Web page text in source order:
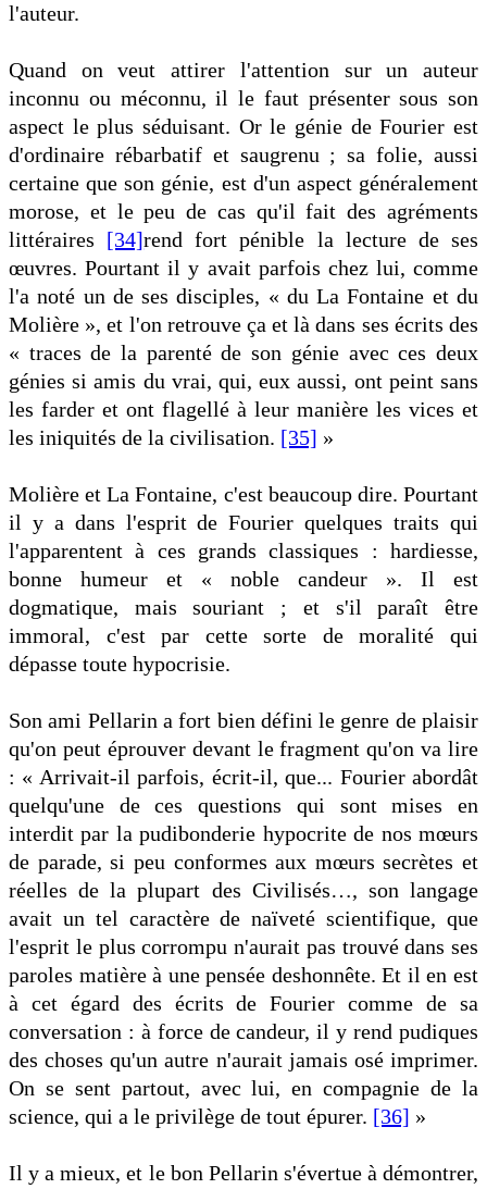
l'auteur.
Quand on veut attirer l'attention sur un auteur
inconnu ou méconnu, il le faut présenter sous son
aspect le plus séduisant. Or le génie de Fourier est
d'ordinaire rébarbatif et saugrenu ; sa folie, aussi
certaine que son génie, est d'un aspect généralement
morose, et le peu de cas qu'il fait des agréments
littéraires [34]rend fort pénible la lecture de ses
œuvres. Pourtant il y avait parfois chez lui, comme
l'a noté un de ses disciples, « du La Fontaine et du
Molière », et l'on retrouve ça et là dans ses écrits des
« traces de la parenté de son génie avec ces deux
génies si amis du vrai, qui, eux aussi, ont peint sans
les farder et ont flagellé à leur manière les vices et
les iniquités de la civilisation. [35] »
Molière et La Fontaine, c'est beaucoup dire. Pourtant
il y a dans l'esprit de Fourier quelques traits qui
l'apparentent à ces grands classiques : hardiesse,
bonne humeur et « noble candeur ». Il est
dogmatique, mais souriant ; et s'il paraît être
immoral, c'est par cette sorte de moralité qui
dépasse toute hypocrisie.
Son ami Pellarin a fort bien défini le genre de plaisir
qu'on peut éprouver devant le fragment qu'on va lire
: « Arrivait-il parfois, écrit-il, que... Fourier abordât
quelqu'une de ces questions qui sont mises en
interdit par la pudibonderie hypocrite de nos mœurs
de parade, si peu conformes aux mœurs secrètes et
réelles de la plupart des Civilisés…, son langage
avait un tel caractère de naïveté scientifique, que
l'esprit le plus corrompu n'aurait pas trouvé dans ses
paroles matière à une pensée deshonnête. Et il en est
à cet égard des écrits de Fourier comme de sa
conversation : à force de candeur, il y rend pudiques
des choses qu'un autre n'aurait jamais osé imprimer.
On se sent partout, avec lui, en compagnie de la
science, qui a le privilège de tout épurer. [36] »
Il y a mieux, et le bon Pellarin s'évertue à démontrer,